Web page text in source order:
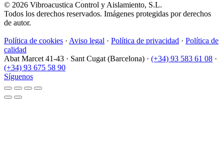
© 2026 Vibroacustica Control y Aislamiento, S.L.
Todos los derechos reservados. Imágenes protegidas por derechos
de autor.
Política de cookies · Aviso legal · Política de privacidad · Política de
calidad
Abat Marcet 41-43 · Sant Cugat (Barcelona) · (+34) 93 583 61 08 ·
(+34) 93 675 58 90
Síguenos